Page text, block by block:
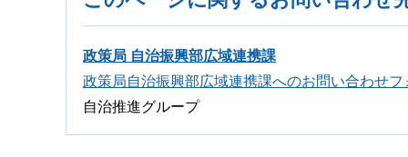
政策局 自治振興部広域連携課
政策局自治振興部広域連携課へのお問い合わせフ
自治推進グループ